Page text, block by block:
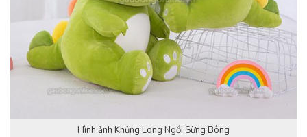
Hình ảnh Khủng Long Ngồi Sừng Bông